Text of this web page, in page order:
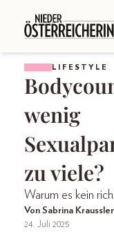
LIFESTYLE
wenig
zu viele?
Warum es kein
Von Sabrina Kraussler
24. Juli 2025